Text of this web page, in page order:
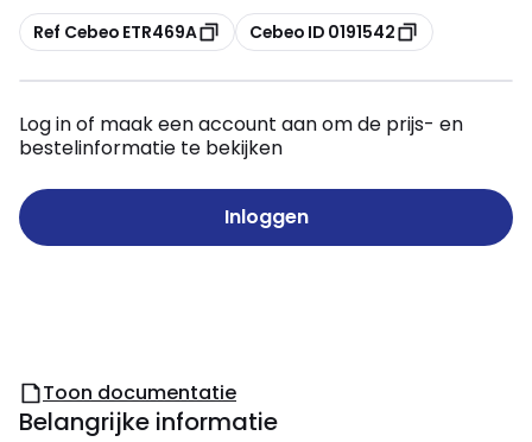
Kopiëren
Ref Cebeo ETR469A Kopiëren
Cebeo ID 0191542
Log in of maak een account aan om de prijs- en
bestelinformatie te bekijken
Inloggen
Toon documentatie
Belangrijke informatie